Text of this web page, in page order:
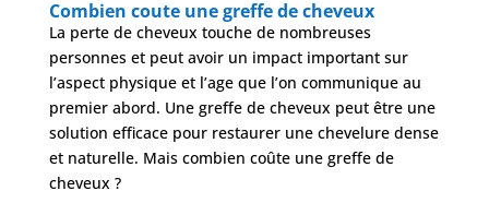
Nos
Tarifs
Nos
chirurgies
Combien coute une greffe de cheveux
La perte de cheveux touche de nombreuses
personnes et peut avoir un impact important sur
l’aspect physique et l’age que l’on communique au
premier abord. Une greffe de cheveux peut être une
solution efficace pour restaurer une chevelure dense
et naturelle. Mais combien coûte une greffe de
cheveux ?